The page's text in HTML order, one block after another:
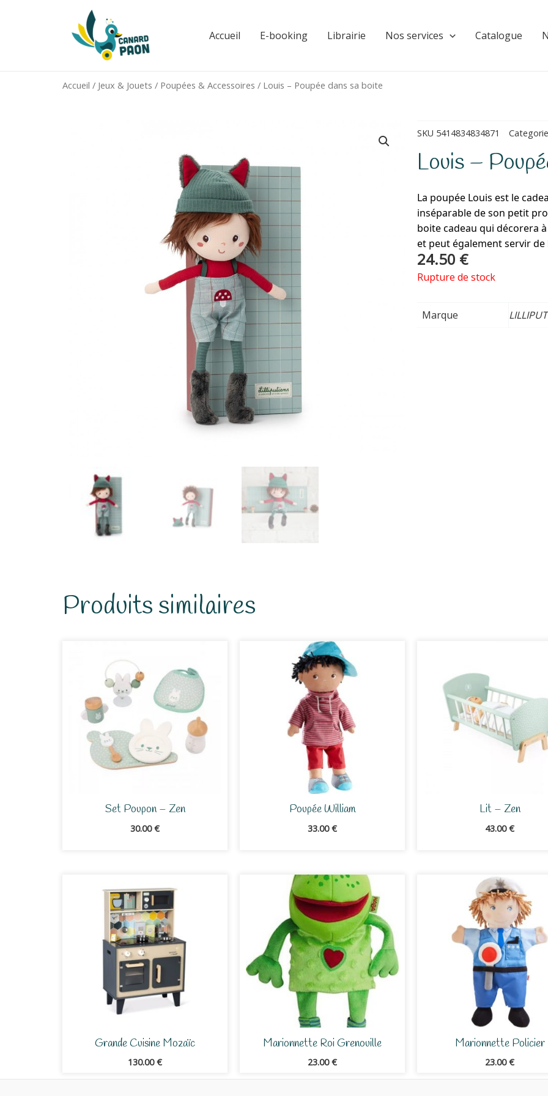
Accueil E-booking Librairie Nos services Catalogue
Accueil / Jeux & Jouets / Poupées & Accessoires / Louis – Poupée dans sa boite
SKU 5414834834871
Louis –
La poupée Louis est le
inséparable de son petit
boite cadeau qui décorera
et peut également servir
24.50 €
Rupture de stock
Marque
Produits similaires
Set Poupon – Zen
30.00€
Poupée William
33.00€
Lit – Zen
43.00€
Grande Cuisine Mozaïc
130.00€
Marionnette Roi Grenouille
23.00€
Marionnette Policier
23.00€